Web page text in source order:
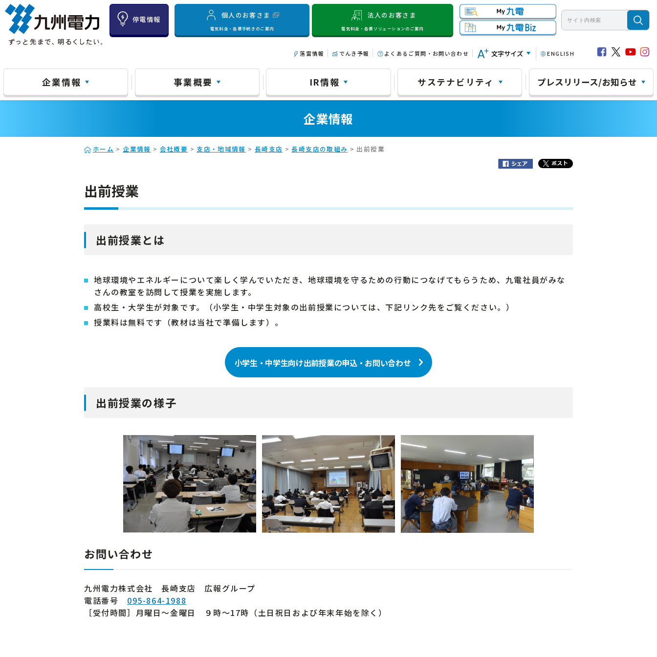
停電情報
個人のお客さま
電気料金・各種手続きのご案内
法人のお客さま
電気料金・各種ソリューションのご案内
落雷情報 でんき予報 よくあるご質問・お問い合わせ 文字サイズ ENGLISH
企業情報 事業概要 IR情報 サステナビリティ プレスリリース/お知らせ
企業情報
ホーム > 企業情報 > 会社概要 > 支店・地域情報 > 長崎支店 >長崎支店の取組み > 出前授業
出前授業
出前授業とは
地球環境やエネルギーについて楽しく学んでいただき、地球環境を守るための行動につなげてもらうため、九電社員がみな
さんの教室を訪問して授業を実施します。
高校生・大学生が対象です。（小学生・中学生対象の出前授業については、下記リンク先をご覧ください。）
授業料は無料です（教材は当社で準備します）。
小学生・中学生向け出前授業の申込・お問い合わせ
出前授業の様子
お問い合わせ
九州電力株式会社 長崎支店 広報グループ
電話番号 095-864-1988
［受付時間］月曜日～金曜日 ９時～17時（土日祝日および年末年始を除く）